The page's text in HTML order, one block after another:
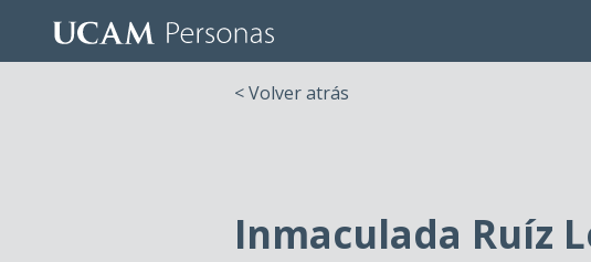
< Volver atrás
Inmaculada Ruíz